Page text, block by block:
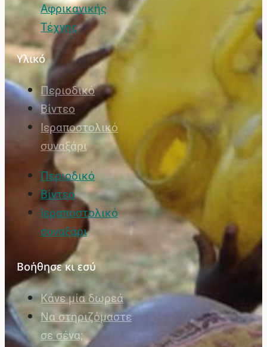
Αφρικανικής
Τέχνης
Υλικό
Περιοδικό
Βίντεο
Ιεραποστολικό
συναξάρι
Περιοδικό
Βίντεο
Ιεραποστολικό
συναξάρι
Βοήθησε κι εσύ
Κάνε μία δωρεά
Να στηριζόμαστε
σε σένα;